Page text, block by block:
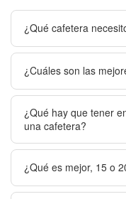
¿Qué cafetera
¿Cuáles son las
¿Qué hay que tener
una cafetera?
¿Qué es mejor, 15 o